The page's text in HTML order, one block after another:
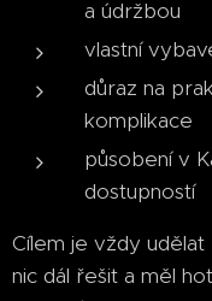
a údržbou
vlastní
důraz na
komplikace
působení v
dostupností
Cílem je vždy udělat
nic dál řešit a měl